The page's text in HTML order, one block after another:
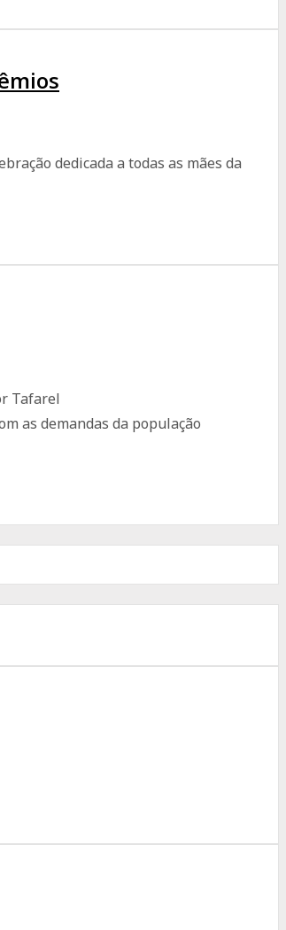
dedicada a todas as mães da
Tafarel
as demandas da população